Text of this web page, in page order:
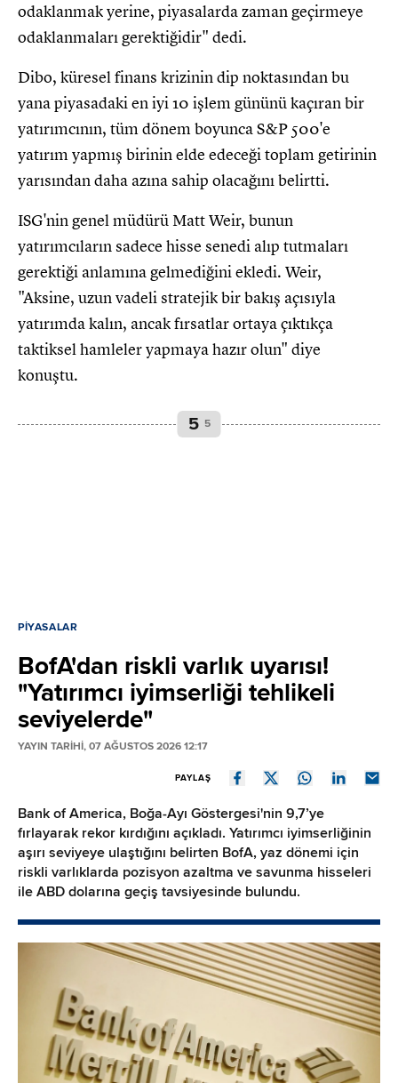
odaklanmak yerine, piyasalarda zaman geçirmeye
odaklanmaları gerektiğidir" dedi.
Dibo, küresel finans krizinin dip noktasından bu
yana piyasadaki en iyi 10 işlem gününü kaçıran bir
yatırımcının, tüm dönem boyunca S&P 500'e
yatırım yapmış birinin elde edeceği toplam getirinin
yarısından daha azına sahip olacağını belirtti.
ISG'nin genel müdürü Matt Weir, bunun
yatırımcıların sadece hisse senedi alıp tutmaları
gerektiği anlamına gelmediğini ekledi. Weir,
"Aksine, uzun vadeli stratejik bir bakış açısıyla
yatırımda kalın, ancak fırsatlar ortaya çıktıkça
taktiksel hamleler yapmaya hazır olun" diye
konuştu.
5 5
PIYASALAR
BofA'dan riskli varlık uyarısı!
"Yatırımcı iyimserliği tehlikeli
seviyelerde"
YAYIN TARİHİ, 07 AĞUSTOS 2026 12:17
PAYLAŞ
Bank of America, Boğa-Ayı Göstergesi'nin 9,7’ye
fırlayarak rekor kırdığını açıkladı. Yatırımcı iyimserliğinin
aşırı seviyeye ulaştığını belirten BofA, yaz dönemi için
riskli varlıklarda pozisyon azaltma ve savunma hisseleri
ile ABD dolarına geçiş tavsiyesinde bulundu.